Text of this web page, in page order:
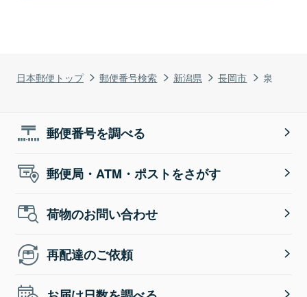
日本郵便トップ 郵便番号検索 新潟県 長岡市 泉
郵便番号を調べる
郵便局・ATM・ポストをさがす
荷物のお問い合わせ
再配達のご依頼